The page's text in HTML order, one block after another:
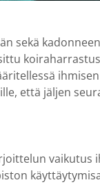
sekä
että jäljen
vaikutus